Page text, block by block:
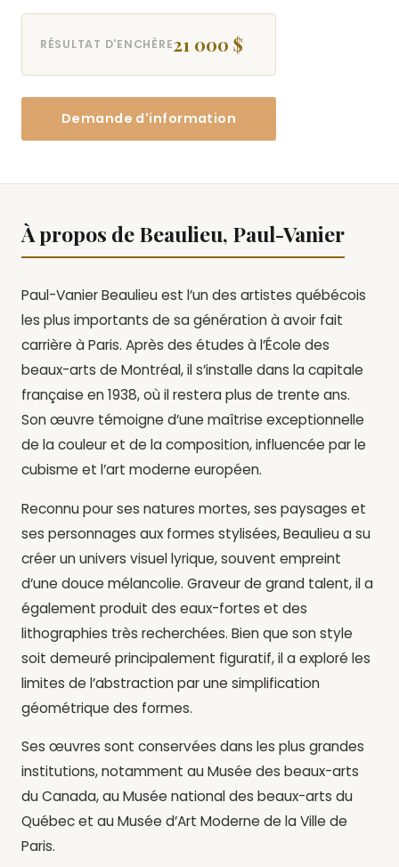
RÉSULTAT D'ENCHÈRE21 000 $
Demande d'information
À propos de Beaulieu, Paul-Vanier
Paul-Vanier Beaulieu est l’un des artistes québécois
les plus importants de sa génération à avoir fait
carrière à Paris. Après des études à l’École des
beaux-arts de Montréal, il s’installe dans la capitale
française en 1938, où il restera plus de trente ans.
Son œuvre témoigne d’une maîtrise exceptionnelle
de la couleur et de la composition, influencée par le
cubisme et l’art moderne européen.
Reconnu pour ses natures mortes, ses paysages et
ses personnages aux formes stylisées, Beaulieu a su
créer un univers visuel lyrique, souvent empreint
d’une douce mélancolie. Graveur de grand talent, il a
également produit des eaux-fortes et des
lithographies très recherchées. Bien que son style
soit demeuré principalement figuratif, il a exploré les
limites de l’abstraction par une simplification
géométrique des formes.
Ses œuvres sont conservées dans les plus grandes
institutions, notamment au Musée des beaux-arts
du Canada, au Musée national des beaux-arts du
Québec et au Musée d’Art Moderne de la Ville de
Paris.